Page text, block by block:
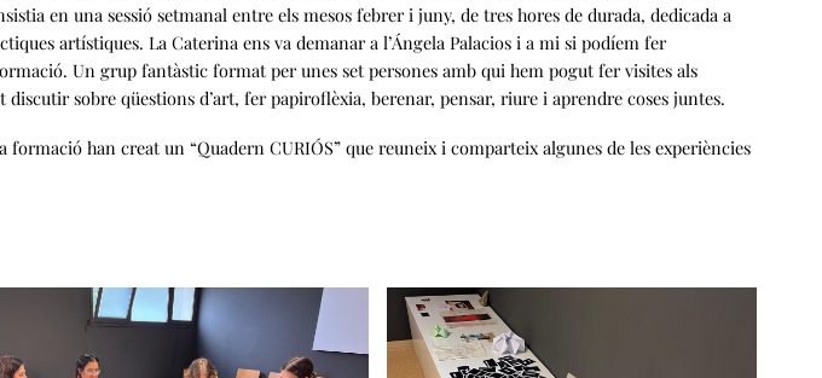
en una sessió setmanal entre els mesos febrer i juny, de tres hores de durada, dedicada a
artístiques. La Caterina ens va demanar a l’Ángela Palacios i a mi si podíem fer
Un grup fantàstic format per unes set persones amb qui hem pogut fer visites als
sobre qüestions d’art, fer papiroflèxia, berenar, pensar, riure i aprendre coses juntes.
han creat un “Quadern CURIÓS” que reuneix i comparteix algunes de les experiències